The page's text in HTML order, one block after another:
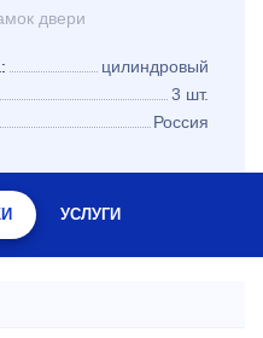
двери
цилиндровый
3 шт.
Россия
УСЛУГИ